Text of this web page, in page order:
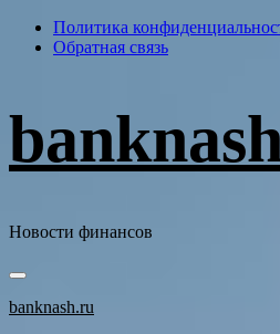
ПерейтиПолитика
Обратная связь
Новости финансов
Основное
меню
banknash.ru